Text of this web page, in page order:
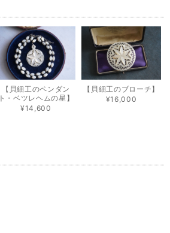
【貝細工のペンダン
ト・ベツレヘムの星】
¥14,600
【貝細工のブローチ】
¥16,000